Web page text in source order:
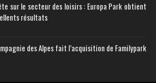
sur le secteur des loisirs : Europa Park obtient
résultats
des Alpes fait l’acquisition de Familypark